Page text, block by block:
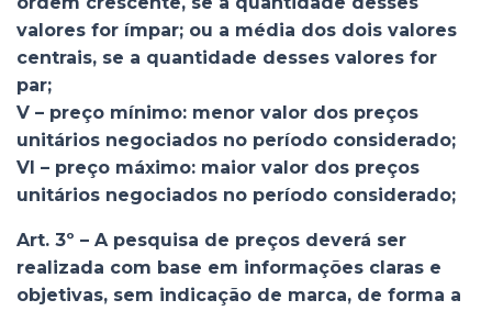
valores for ímpar; ou a média dos dois valores
centrais, se a quantidade desses valores for
par;
V – preço mínimo: menor valor dos preços
unitários negociados no período considerado;
VI – preço máximo: maior valor dos preços
unitários negociados no período considerado;
Art. 3º – A pesquisa de preços deverá ser
realizada com base em informações claras e
objetivas, sem indicação de marca, de forma a